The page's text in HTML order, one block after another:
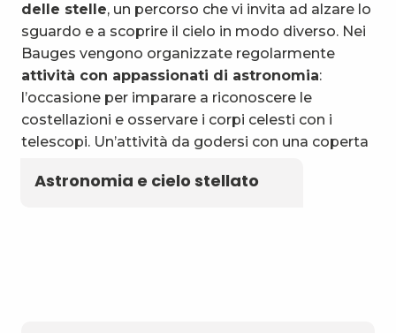
6 Attività acquatiche
delle stelle, un percorso che vi invita ad alzare lo
sguardo e a scoprire il cielo in modo diverso. Nei
Bauges vengono organizzate regolarmente
attività con appassionati di astronomia:
l’occasione per imparare a riconoscere le
costellazioni e osservare i corpi celesti con i
telescopi. Un’attività da godersi con una coperta
Astronomia e cielo stellato